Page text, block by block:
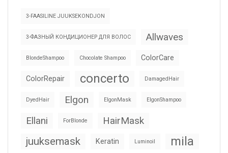
3-FAASILINE JUUKSEKONDJON
3-ФАЗНЫЙ КОНДИЦИОНЕР ДЛЯ ВОЛОС Allwaves
BlondeShampoo Chocolate Shampoo ColorCare
ColorRepair concerto DamagedHair
DyedHair Elgon ElgonMask ElgonShampoo
Ellani ForBlonde HairMask
juuksemask Keratin Luminoil mila